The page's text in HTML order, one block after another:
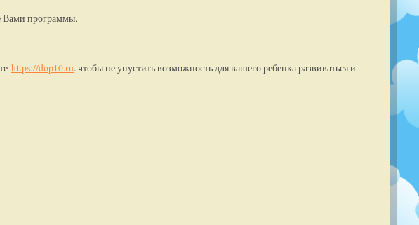
Вами программы.
https://dop10.ru. чтобы не упустить возможность для вашего ребенка развиваться и